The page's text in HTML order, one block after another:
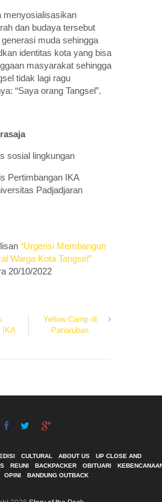
menyosialisasikan
dan budaya tersebut
muda sehingga
identitas kota yang bisa
masyarakat sehingga
tidak lagi ragu
“Saya orang Tangsel”.
sosial lingkungan
Pertimbangan IKA
Padjadjaran
“Urgensi Membangun
Warga Kota Tangsel”
20/10/2022
IKA
Yellow Camp di
Panaruban
CULTURAL ABOUT US
UP CLOSE AND
REUNI BACKPACKER OBITUARI
OPINI BANDUNG OUTBACK